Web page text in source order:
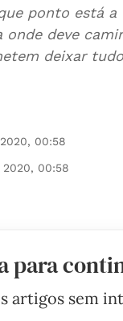
ponto está a
onde deve
deixar
00:58
2020, 00:58
para
artigos sem